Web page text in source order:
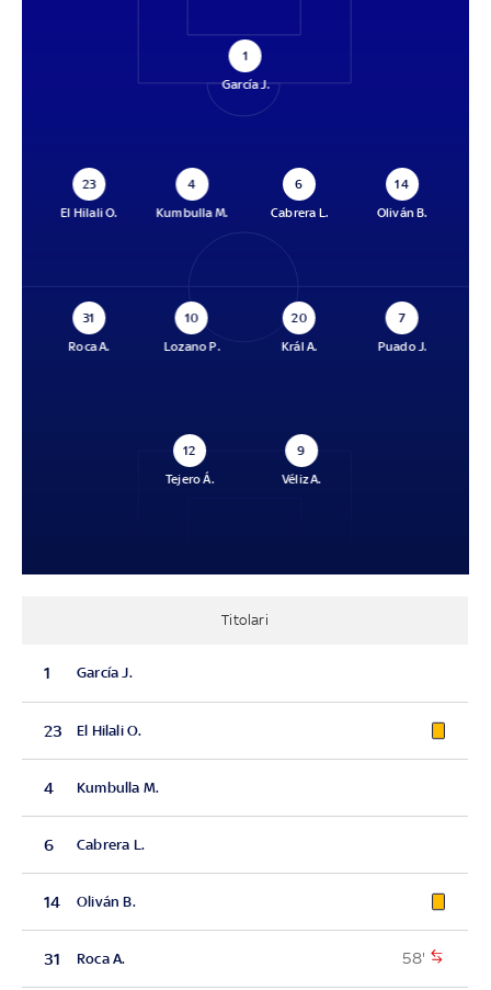
1
García J.
23
El Hilali O.
4
Kumbulla M.
6
Cabrera L.
14
Oliván B.
31
Roca A.
10
Lozano P.
20
Král A.
7
Puado J.
12
Tejero Á.
9
Véliz A.
Titolari
1 García J.
23 El Hilali O.
4 Kumbulla M.
6 Cabrera L.
14 Oliván B.
31 Roca A. 58'